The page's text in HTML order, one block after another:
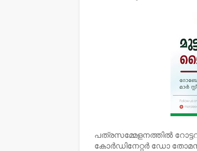
പത്രസമ്മേളനത്തിൽ
കോർഡിനേറ്റർ ഡോ തോമസ്